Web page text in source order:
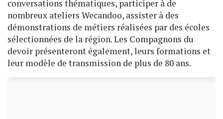
conversations thématiques, participer à de
nombreux ateliers Wecandoo, assister à des
démonstrations de métiers réalisées par des écoles
sélectionnées de la région. Les Compagnons du
devoir présenteront également, leurs formations et
leur modèle de transmission de plus de 80 ans.